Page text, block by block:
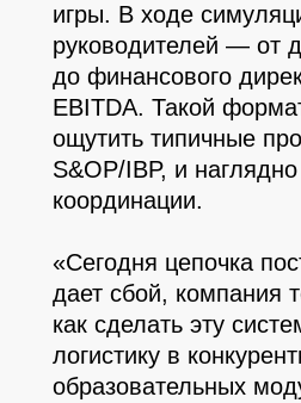
игры. В ходе
руководителей — от
до финансового
EBITDA. Такой
ощутить типичные
S&OP/IBP, и
координации.
«Сегодня цепочка
дает сбой, компания
как сделать эту
логистику в
образовательных